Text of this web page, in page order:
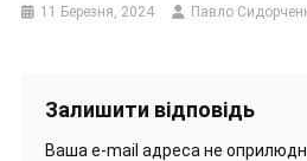
11 Березня, 2024 Павло
Залишити відповідь
Ваша e-mail адреса не